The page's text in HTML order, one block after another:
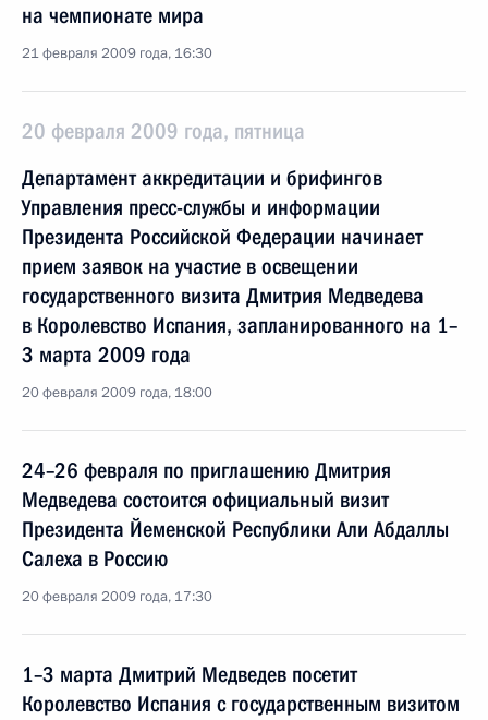
на чемпионате мира
21 февраля 2009 года, 16:30
20 февраля 2009 года, пятница
Департамент аккредитации и брифингов
Управления пресс-службы и информации
Президента Российской Федерации начинает
прием заявок на участие в освещении
государственного визита Дмитрия Медведева
в Королевство Испания, запланированного на 1–
3 марта 2009 года
20 февраля 2009 года, 18:00
24–26 февраля по приглашению Дмитрия
Медведева состоится официальный визит
Президента Йеменской Республики Али Абдаллы
Салеха в Россию
20 февраля 2009 года, 17:30
1–3 марта Дмитрий Медведев посетит
Королевство Испания с государственным визитом